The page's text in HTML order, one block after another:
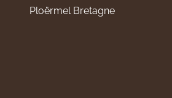
Ploërmel Bretagne